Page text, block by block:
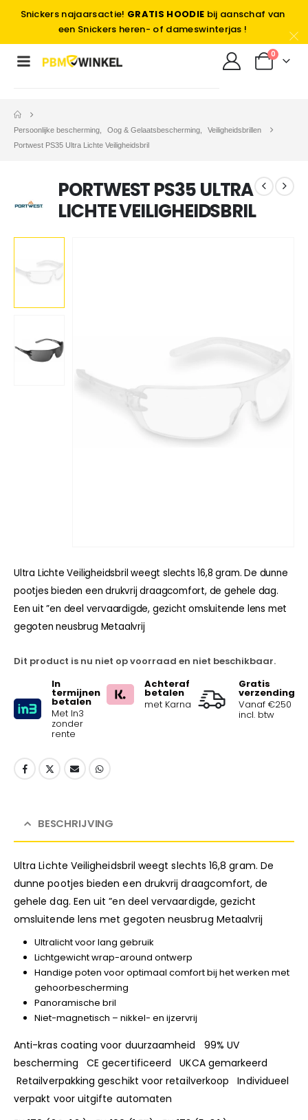
Snickers najaarsactie! GRATIS HOODIE bij aanschaf van
een Snickers heren- of dameswinterjas !
0
Persoonlijke bescherming Oog & Gelaatsbescherming
Veiligheidsbrillen
Portwest PS35 Ultra Lichte Veiligheidsbril
PORTWEST PS35 ULTRA
LICHTE VEILIGHEIDSBRIL
Ultra Lichte Veiligheidsbril weegt slechts 16,8 gram. De dunne
pootjes bieden een drukvrij draagcomfort, de gehele dag.
Een uit ”en deel vervaardigde, gezicht omsluitende lens met
gegoten neusbrug Metaalvrij
Dit product is nu niet op voorraad en niet beschikbaar.
In
termijnen
betalen
Met In3
zonder
rente
Achteraf
betalen
met Karna
Gratis
verzending
Vanaf €250
incl. btw
BESCHRIJVING
Ultra Lichte Veiligheidsbril weegt slechts 16,8 gram. De
dunne pootjes bieden een drukvrij draagcomfort, de
gehele dag. Een uit ”en deel vervaardigde, gezicht
omsluitende lens met gegoten neusbrug Metaalvrij
Ultralicht voor lang gebruik
Lichtgewicht wrap-around ontwerp
Handige poten voor optimaal comfort bij het werken met
gehoorbescherming
Panoramische bril
Niet-magnetisch – nikkel- en ijzervrij
Anti-kras coating voor duurzaamheid 99% UV
bescherming CE gecertificeerd UKCA gemarkeerd
Retailverpakking geschikt voor retailverkoop Individueel
verpakt voor uitgifte automaten